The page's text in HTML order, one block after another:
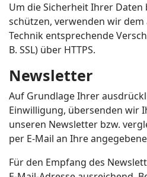
Um die Sicherheit Ihrer
schützen, verwenden wir
Technik entsprechende
B. SSL) über HTTPS.
Newsletter
Auf Grundlage Ihrer
Einwilligung, übersenden wir
unseren Newsletter bzw.
per E-Mail an Ihre
Für den Empfang des